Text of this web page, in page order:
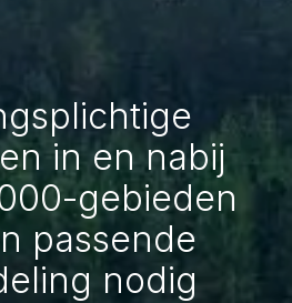
in en nabij
gebieden
passende
nodig